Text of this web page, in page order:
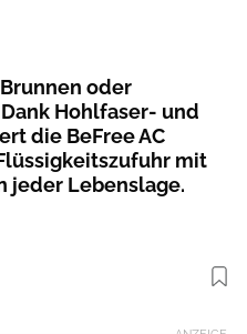
oder
Hohlfaser- und
die BeFree AC
mit
jeder Lebenslage.
Foto: Moritz Pfeiffer